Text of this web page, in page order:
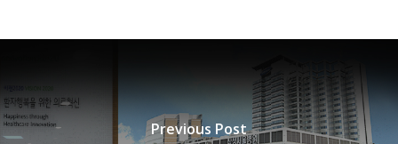
Previous Post